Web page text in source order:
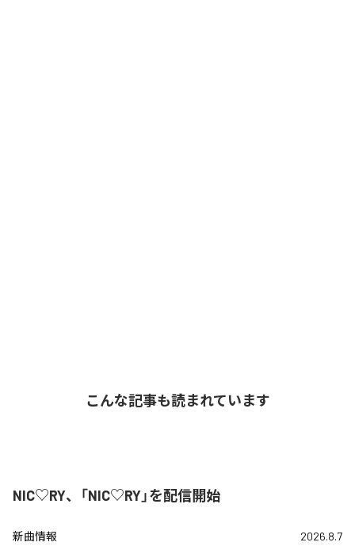
こんな記事も読まれています
NIC♡RY、「NIC♡RY」を配信開始
新曲情報 2026.8.7